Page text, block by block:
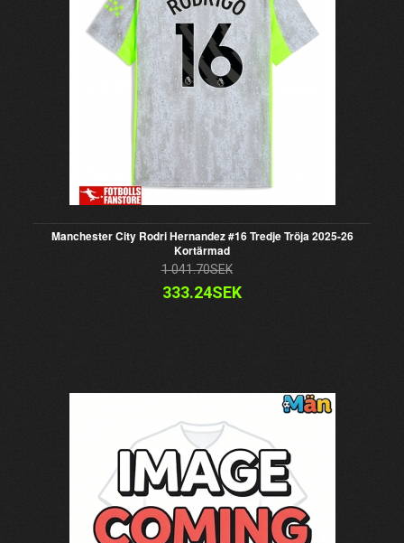
Manchester City Rodri Hernandez #16 Tredje Tröja 2025-26
Kortärmad
1 041.70SEK
333.24SEK